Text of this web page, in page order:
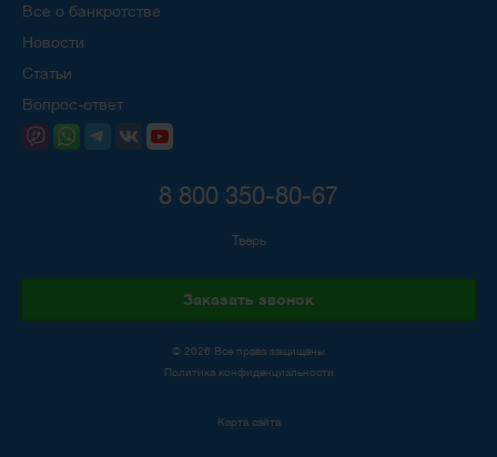
Все о банкротстве
Новости
Статьи
Вопрос-ответ
8 800 350-80-67
Тверь
Заказать звонок
© 2026 Все права защищены
Политика конфиденциальности
Карта сайта